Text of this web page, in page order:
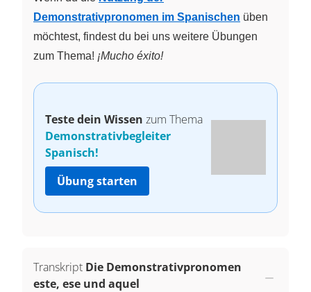
Demonstrativpronomen im Spanischen üben
möchtest, findest du bei uns weitere Übungen
zum Thema! ¡Mucho éxito!
Teste dein Wissen zum Thema
Demonstrativbegleiter
Spanisch!
Übung starten
Transkript Die Demonstrativpronomen
este, ese und aquel